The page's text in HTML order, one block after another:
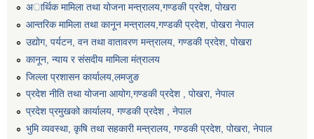
अार्थिक मामिला तथा योजना मन्त्रालय,गण्डकी प्रदेश, पोखरा
आन्तरिक मामिला तथा कानून मन्त्रालय,गण्डकी प्रदेश, पाेखरा नेपाल
उद्योग, पर्यटन, वन तथा वातावरण मन्त्रालय, गण्डकी प्रदेश, पोखरा
कानून, न्याय र संसदीय मामिला मंत्रालय
जिल्ला प्रशासन कार्यालय,लमजुङ
प्रदेश नीति तथा योजना आयोग,गण्डकी प्रदेश , पोखरा, नेपाल
प्रदेश प्रमुखको कार्यालय, गण्डकी प्रदेश , नेपाल
भुमि व्यवस्था, कृषि तथा सहकारी मन्त्रालय, गण्डकी प्रदेश, पोखरा, नेपाल